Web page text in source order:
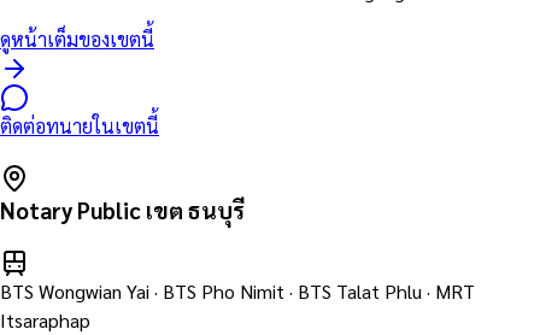
ดูหน้าเต็มของเขตนี้
ติดต่อทนายในเขตนี้
Notary Public เขต ธนบุรี
BTS Wongwian Yai · BTS Pho Nimit · BTS Talat Phlu · MRT
Itsaraphap